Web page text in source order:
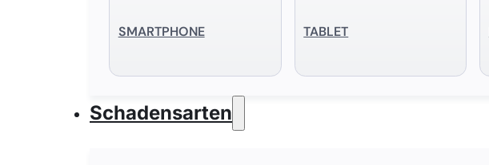
SMART­PHONE TABLET
Schadensarten